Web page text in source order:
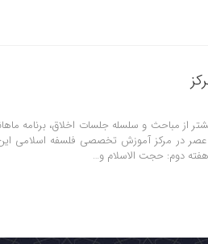
از مباحث و سلسله جلسات اخلاق، برنامه
عصر در مرکز آموزش تخصصی فلسفه اسلامی
دوم: حجت الاسلام و…